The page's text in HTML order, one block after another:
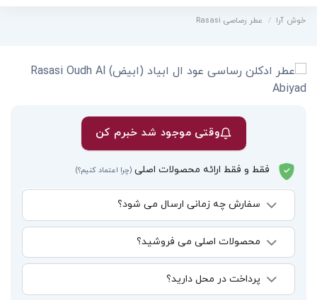
خوش آرا / عطر رصاصی Rasasi
وقتی موجود شد خبرم کن
فقط و فقط ارائه محصولات اصلی (چرا اعتماد کنیم؟)
سفارش چه زمانی ارسال می شود؟
محصولات اصلی می فروشید؟
پرداخت در محل دارید؟